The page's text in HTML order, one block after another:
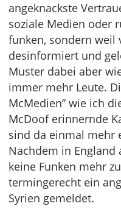
angeknackste
soziale Medien oder
funken, sondern weil
desinformiert und
Muster dabei aber
immer mehr Leute.
McMedien” wie ich
McDoof erinnernde
sind da einmal mehr
Nachdem in England
keine Funken mehr
termingerecht ein
Syrien gemeldet.